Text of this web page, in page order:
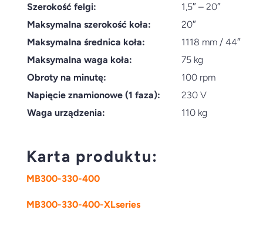
Szerokość felgi:
1,5″ – 20″
Maksymalna szerokość koła:
20″
Maksymalna średnica koła:
1118 mm / 44″
Maksymalna waga koła:
75 kg
Obroty na minutę:
100 rpm
Napięcie znamionowe (1 faza):
230 V
Waga urządzenia:
110 kg
Karta produktu:
MB300-330-400
MB300-330-400-XLseries